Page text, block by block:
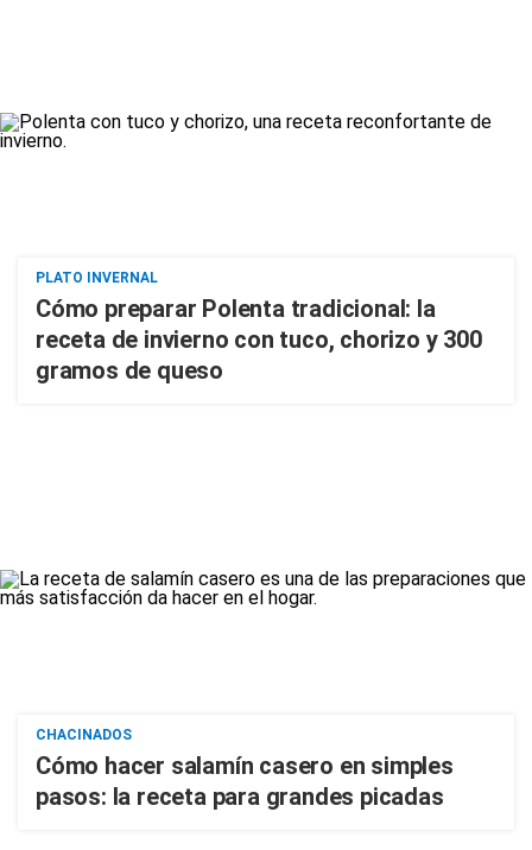
PLATO INVERNAL
Cómo preparar Polenta tradicional: la
receta de invierno con tuco, chorizo y 300
gramos de queso
CHACINADOS
Cómo hacer salamín casero en simples
pasos: la receta para grandes picadas